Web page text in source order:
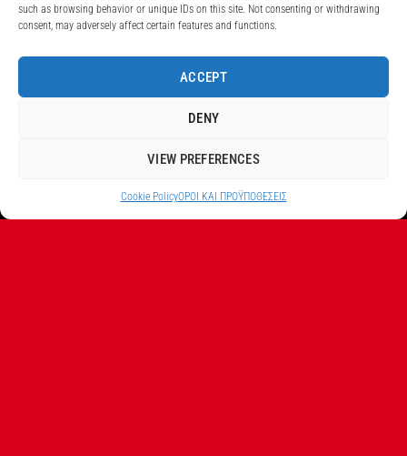
such as browsing behavior or unique IDs on this site. Not consenting or withdrawing
consent, may adversely affect certain features and functions.
ACCEPT
DENY
VIEW PREFERENCES
Cookie PolicyΟΡΟI ΚΑΙ ΠΡΟΫΠΟΘEΣΕΙΣ